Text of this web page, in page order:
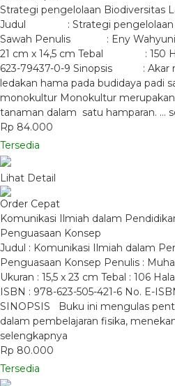
Strategi pengelolaan Biodiversitas
Judul : Strategi pengelolaan
Sawah Penulis : Eny
21 cm x 14,5 cm Tebal :
623-79437-0-9 Sinopsis : Akar
ledakan hama pada budidaya padi
monokultur Monokultur
tanaman dalam satu hamparan. …
Rp 84.000
Tersedia
Lihat Detail
Order Cepat
Komunikasi Ilmiah dalam
Penguasaan Konsep
Judul : Komunikasi Ilmiah dalam
Penguasaan Konsep Penulis :
Ukuran : 15,5 x 23 cm Tebal : 106
ISBN : 978-623-505-421-6 No. E-
SINOPSIS Buku ini mengulas
dalam pembelajaran fisika,
selengkapnya
Rp 80.000
Tersedia